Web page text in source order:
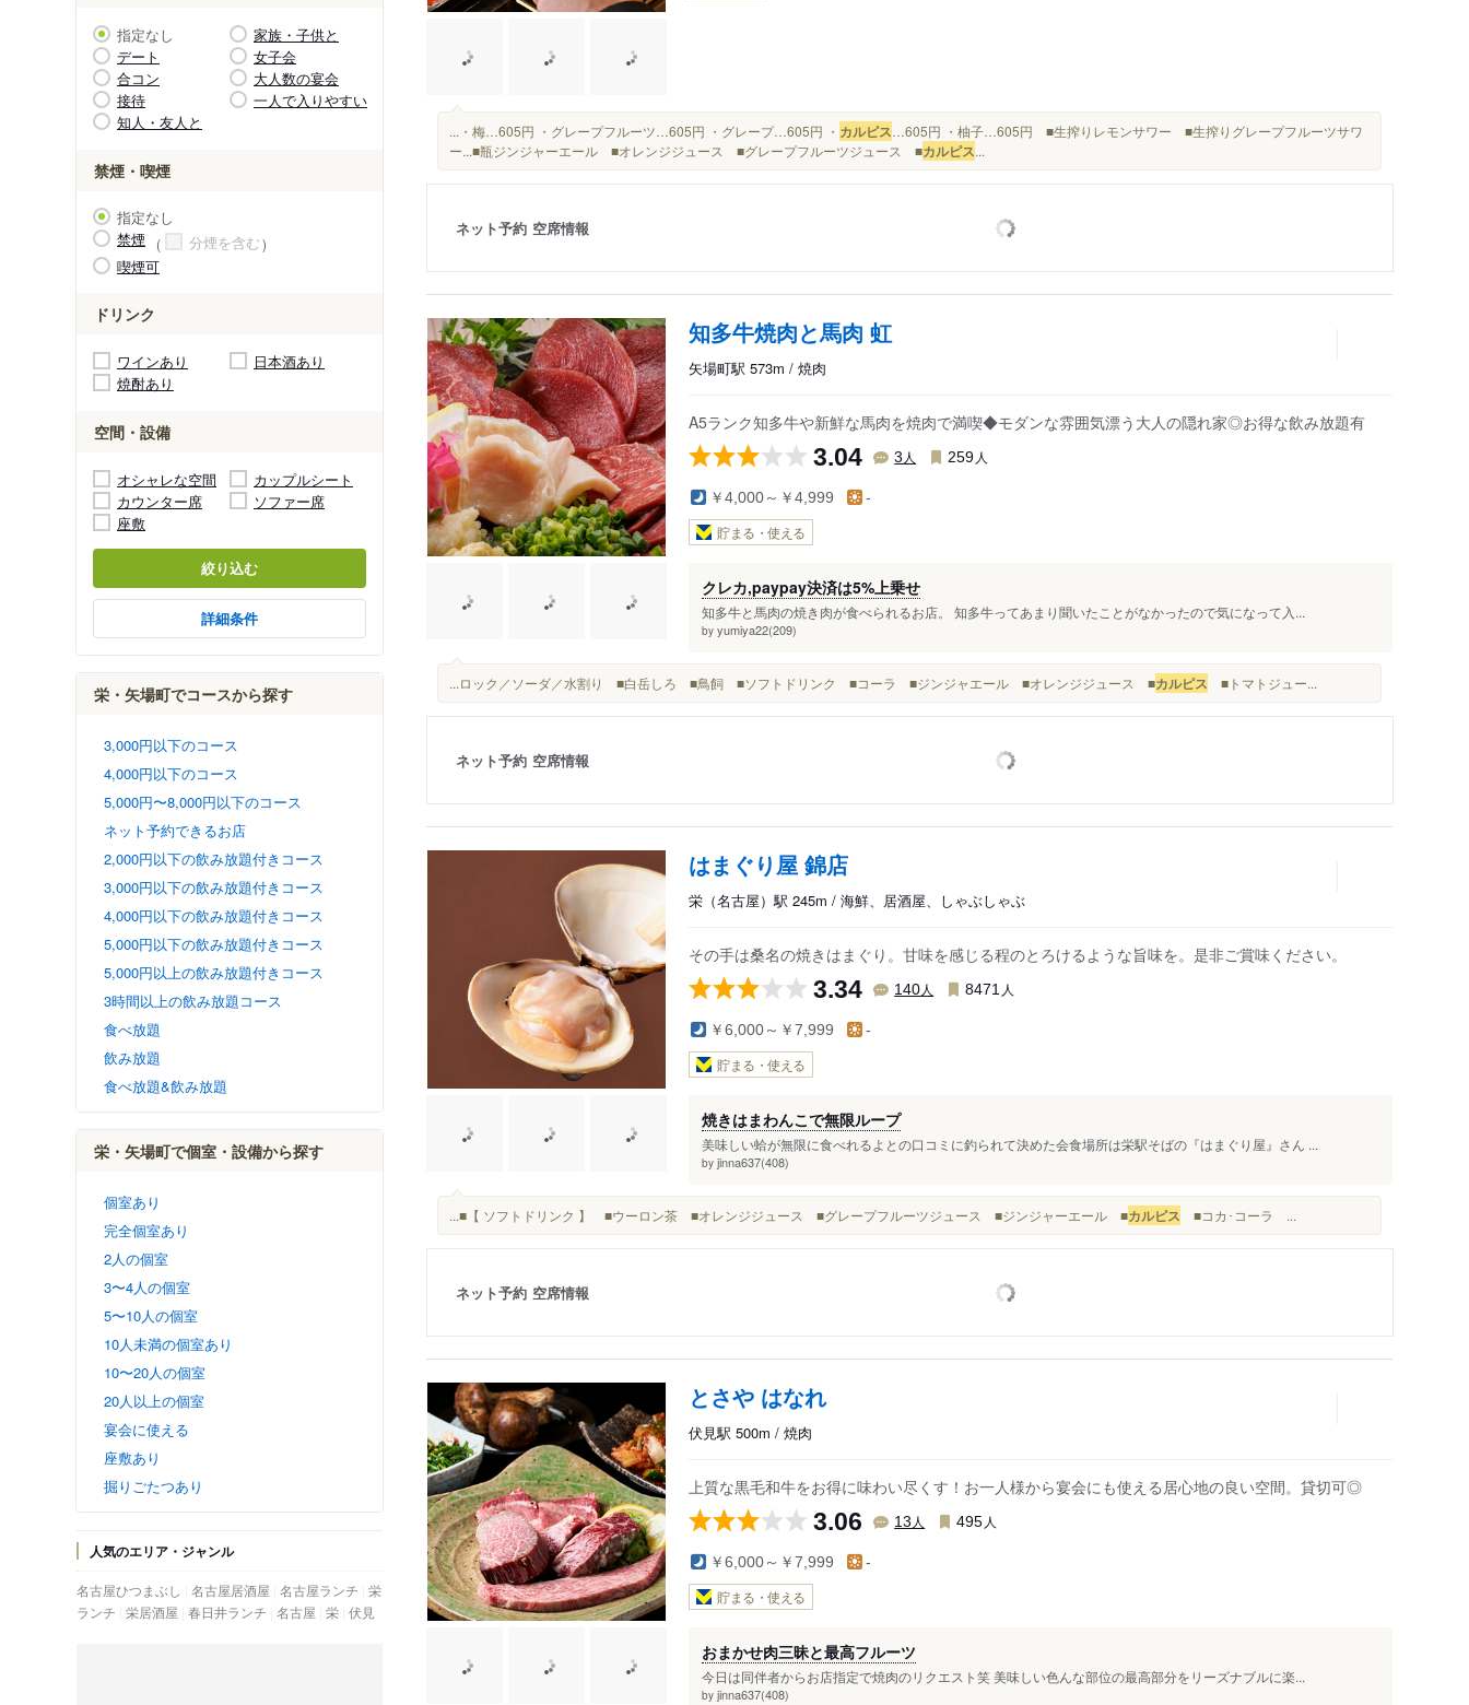
指定なし
家族・子供と
デート
女子会
合コン
大人数の宴会
接待
一人で入りやすい
知人・友人と
禁煙・喫煙
指定なし
禁煙
分煙を含む
喫煙可
ドリンク
ワインあり
日本酒あり
焼酎あり
空間・設備
オシャレな空間
カップルシート
カウンター席
ソファー席
座敷
絞り込む
詳細条件
栄・矢場町でコースから探す
3,000円以下のコース
4,000円以下のコース
5,000円〜8,000円以下のコース
ネット予約できるお店
2,000円以下の飲み放題付きコース
3,000円以下の飲み放題付きコース
4,000円以下の飲み放題付きコース
5,000円以下の飲み放題付きコース
5,000円以上の飲み放題付きコース
3時間以上の飲み放題コース
食べ放題
飲み放題
食べ放題&飲み放題
栄・矢場町で個室・設備から探す
個室あり
完全個室あり
2人の個室
3〜4人の個室
5〜10人の個室
10人未満の個室あり
10〜20人の個室
20人以上の個室
宴会に使える
座敷あり
掘りごたつあり
人気のエリア・ジャンル
名古屋ひつまぶし 名古屋居酒屋 名古屋ランチ 栄
ランチ 栄居酒屋 春日井ランチ 名古屋 栄 伏見
...・梅…605円 ・グレープフルーツ…605円 ・グレープ…605円 ・ カルピス…605円 ・柚子…605円 ■生搾りレモンサワー ■生搾りグレープフルーツサワ
ー...■瓶ジンジャーエール ■オレンジジュース ■グレープフルーツジュース ■カルピス...
ネット予約 空席情報
知多牛焼肉と馬肉 虹
矢場町駅 573m / 焼肉
A5ランク知多牛や新鮮な馬肉を焼肉で満喫◆モダンな雰囲気漂う大人の隠れ家◎お得な飲み放題有
3.04 3 人 259 人
￥4,000～￥4,999 -
貯まる・使える
クレカ,paypay決済は5%上乗せ
知多牛と馬肉の焼き肉が食べられるお店。 知多牛ってあまり聞いたことがなかったので気になって入...
by yumiya22(209)
...ロック／ソーダ／水割り ■白岳しろ ■鳥飼 ■ソフトドリンク ■コーラ ■ジンジャエール ■オレンジジュース ■カルピス ■トマトジュー...
ネット予約 空席情報
はまぐり屋 錦店
栄（名古屋）駅 245m / 海鮮、居酒屋、しゃぶしゃぶ
その手は桑名の焼きはまぐり。甘味を感じる程のとろけるような旨味を。是非ご賞味ください。
3.34 140人 8471 人
￥6,000～￥7,999 -
貯まる・使える
焼きはまわんこで無限ループ
美味しい蛤が無限に食べれるよとの口コミに釣られて決めた会食場所は栄駅そばの『はまぐり屋』さん ...
by jinna637(408)
...■【 ソフトドリンク 】 ■ウーロン茶 ■オレンジジュース ■グレープフルーツジュース ■ジンジャーエール ■カルピス ■コカ･コーラ ...
ネット予約 空席情報
とさや はなれ
伏見駅 500m / 焼肉
上質な黒毛和牛をお得に味わい尽くす！お一人様から宴会にも使える居心地の良い空間。貸切可◎
3.06 13 人 495 人
￥6,000～￥7,999 -
貯まる・使える
おまかせ肉三昧と最高フルーツ
今日は同伴者からお店指定で焼肉のリクエスト笑 美味しい色んな部位の最高部分をリーズナブルに楽...
by jinna637(408)